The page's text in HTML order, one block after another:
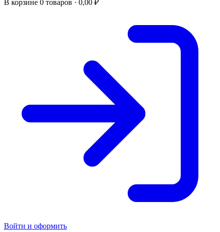
В корзине 0 товаров · 0,00 ₽
Войти и оформить